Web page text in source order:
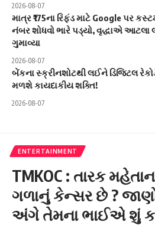
2026-08-07
માત્ર ₹175ના રિફંડ માટે Google પર
નંબર શોધવો ભારે પડ્યો, વૃદ્ધાએ આટલા
ગુમાવ્યા
2026-08-07
બેંકના સ્ક્રીનશોટથી લઈને ડિજિટલ
મળશે કાયદાકીય શક્તિ!
2026-08-07
ENTERTAINMENT
TMKOC : તારક
ગળાનું કેન્સર છે ? જાણો
અંગે તેમના ભાઈએ શું